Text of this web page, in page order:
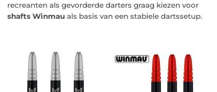
recreanten als gevorderde darters graag kiezen voor
shafts Winmau als basis van een stabiele dartssetup.